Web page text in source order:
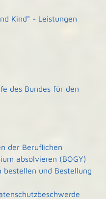
Kind" - Leistungen
des Bundes für den
der Beruflichen
absolvieren (BOGY)
und Bestellung